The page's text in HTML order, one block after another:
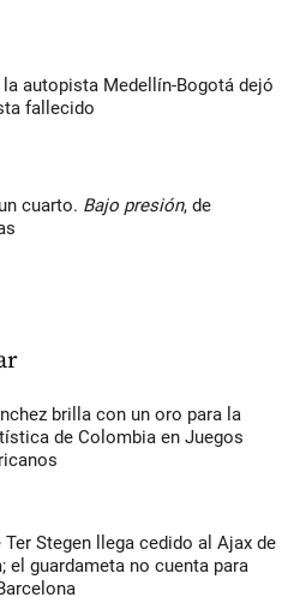
autopista Medellín-Bogotá dejó
fallecido
cuarto. Bajo presión, de
brilla con un oro para la
de Colombia en Juegos
Ter Stegen llega cedido al Ajax de
el guardameta no cuenta para